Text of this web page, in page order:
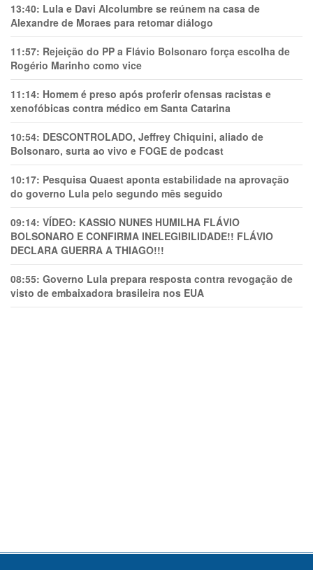
13:40: Lula e Davi Alcolumbre se reúnem na casa de
Alexandre de Moraes para retomar diálogo
11:57: Rejeição do PP a Flávio Bolsonaro força escolha de
Rogério Marinho como vice
11:14: Homem é preso após proferir ofensas racistas e
xenofóbicas contra médico em Santa Catarina
10:54: DESCONTROLADO, Jeffrey Chiquini, aliado de
Bolsonaro, surta ao vivo e FOGE de podcast
10:17: Pesquisa Quaest aponta estabilidade na aprovação
do governo Lula pelo segundo mês seguido
09:14: VÍDEO: KASSIO NUNES HUMlLHA FLÁVIO
BOLSONARO E CONFIRMA INELEGIBILIDADE!! FLÁVIO
DECLARA GUERRA A THIAGO!!!
08:55: Governo Lula prepara resposta contra revogação de
visto de embaixadora brasileira nos EUA